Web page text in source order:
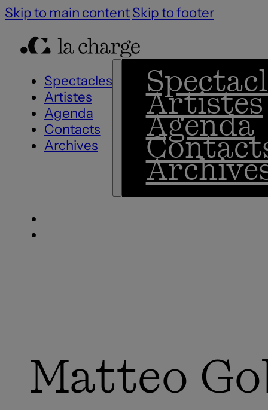
Skip to main contentSkip to footer
Spectacles
Artistes
Agenda
Contacts
Archives
Artistes
Agenda
Matteo